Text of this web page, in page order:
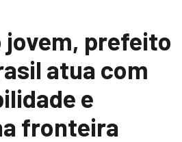
jovem, prefeito
atua com
e
fronteira